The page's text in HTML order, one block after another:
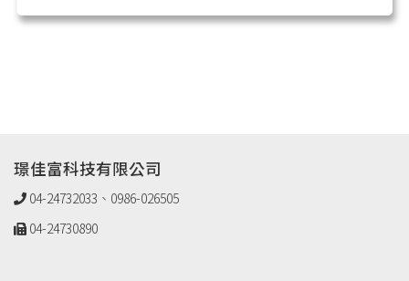
璟佳富科技有限公司
04-24732033、0986-026505
04-24730890